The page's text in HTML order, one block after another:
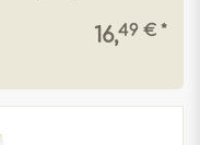
16,49 € *